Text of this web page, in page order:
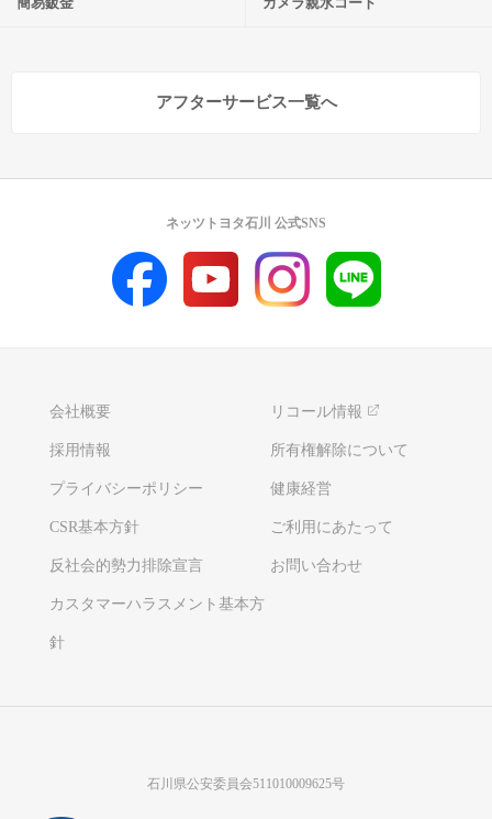
アフターサービス一覧へ
会社概要 リコール情報
採用情報 所有権解除について
プライバシーポリシー 健康経営
CSR基本方針 ご利用にあたって
反社会的勢力排除宣言 お問い合わせ
カスタマーハラスメント基本方
針
ネッツトヨタ石川 公式SNS
石川県公安委員会511010009625号